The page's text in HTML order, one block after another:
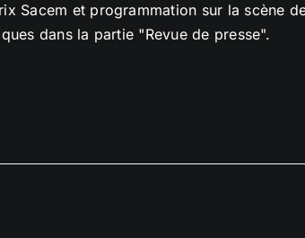
Sacem et programmation sur la scène
dans la partie "Revue de presse".